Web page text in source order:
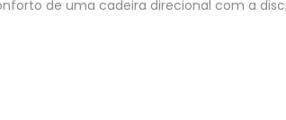
de uma cadeira direcional com a